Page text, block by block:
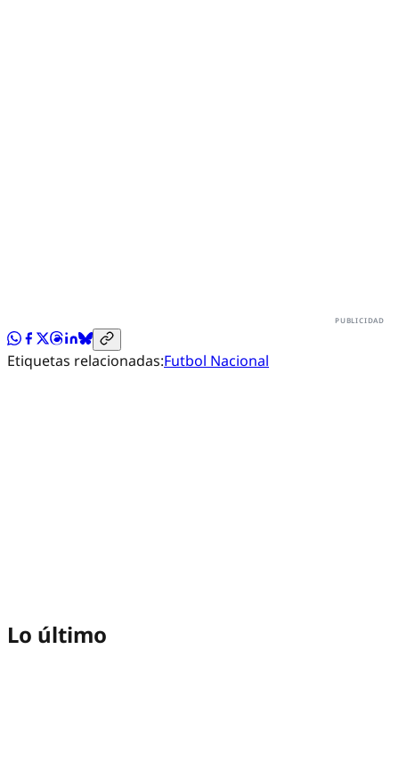
Etiquetas relacionadas:Futbol Nacional
Lo último